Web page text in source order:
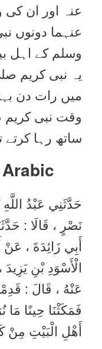
عنہ اور ان کی
عنہما دونوں
وسلم کے اہل
یہ نبی کریم
میں رات دن
وقت نبی کریم
ساتھ رہا کرتے
Arabic
حَدَّثَنِي عَبْدُ
نَصْرٍ ، قَالَا :
أَبِي زَائِدَةَ ،
الْأَسْوَدِ بْنِ
عَنْهُ ، قَالَ :
فَمَكَثْنَا حِينًا
أَهْلِ الْبَيْتِ مِنْ